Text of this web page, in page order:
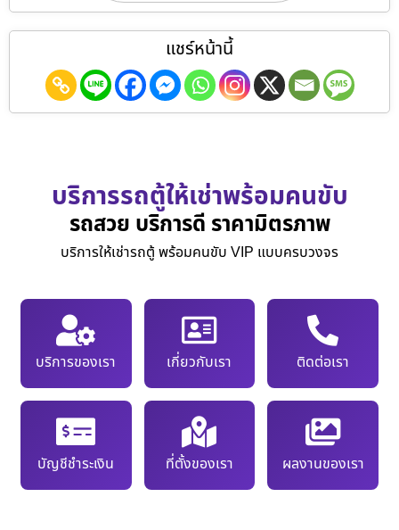
แชร์หน้านี้
บริการรถตู้ให้เช่าพร้อมคนขับ
รถสวย บริการดี ราคามิตรภาพ
บริการให้เช่ารถตู้ พร้อมคนขับ VIP แบบครบวงจร
บริการของเรา เกี่ยวกับเรา ติดต่อเรา
บัญชีชำระเงิน ที่ตั้งของเรา ผลงานของเรา